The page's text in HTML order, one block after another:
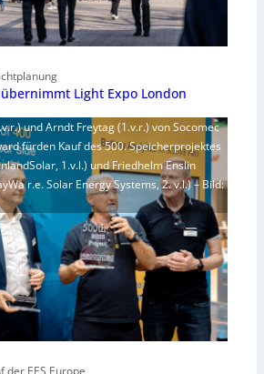
Light Expo London
und Arndt Freytag (1.v.r.) von Socomec
fürden Kauf des 500. Speicherprojektes
1.v.l.) und Friedhelm Enslin
r.e. Solar Energy Systems, 2. v.l.) – Bild: